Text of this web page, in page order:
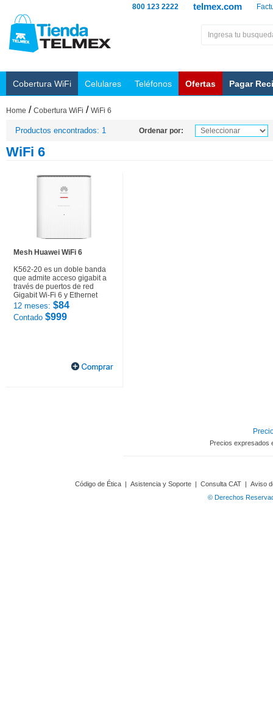
telmex.com
800 123 2222
Cobertura WiFi Celulares Teléfonos Ofertas Pagar
Home / Cobertura WiFi / WiFi 6
Productos encontrados: 1 Ordenar por:
WiFi 6
Mesh Huawei WiFi 6
K562-20 es un doble banda
que admite acceso gigabit a
través de puertos de red
Gigabit Wi-Fi 6 y Ethernet
12 meses: $84
Contado $999
Precios expresados
Código de Ética | Asistencia y Soporte | Consulta CAT | Aviso
© Derechos